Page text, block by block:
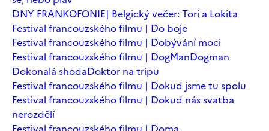
DNY FRANKOFONIE| Belgický večer: Tori a Lokita
Festival francouzského filmu | Do boje
Festival francouzského filmu | Dobývání moci
Festival francouzského filmu | DogManDogman
Dokonalá shodaDoktor na tripu
Festival francouzského filmu | Dokud jsme tu spolu
Festival francouzského filmu | Dokud nás svatba
nerozdělí